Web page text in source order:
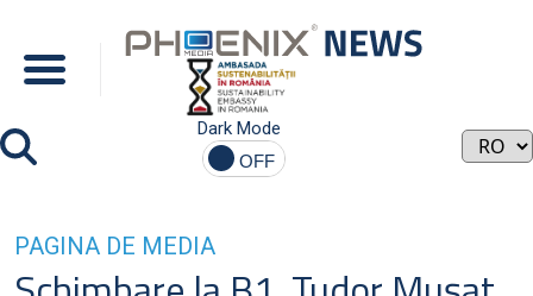
Dark Mode
PAGINA DE MEDIA